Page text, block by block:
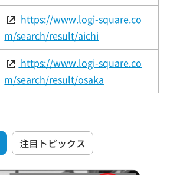
https://www.logi-square.co
m/search/result/aichi
https://www.logi-square.co
m/search/result/osaka
注目トピックス